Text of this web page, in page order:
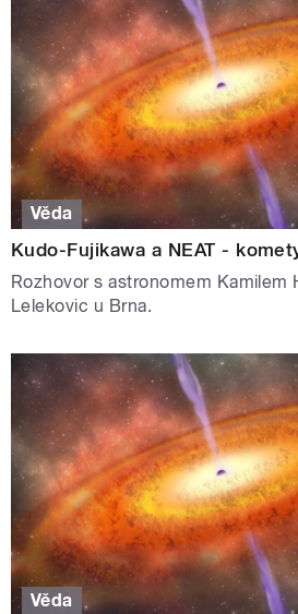
Věda
Kudo-Fujikawa a NEAT -
Rozhovor s astronomem Kamilem
Lelekovic u Brna.
Věda